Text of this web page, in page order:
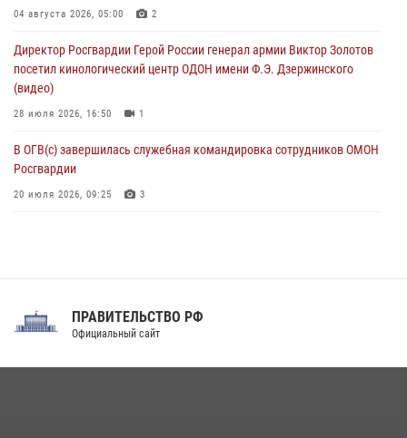
В Москве росгвардейцы задержали троих мужчин, устроивших
06 августа 2026, 11:20 1
04 августа 2026, 05:00 2
Директор Росгвардии Герой России генерал армии Виктор Золотов
посетил кинологический центр ОДОН имени Ф.Э. Дзержинского
(видео)
28 июля 2026, 16:50 1
В ОГВ(с) завершилась служебная командировка сотрудников ОМОН
Росгвардии
20 июля 2026, 09:25 3
Праздник «Один день с Росгвардией» к 105-летию Центрального
ПРАВИТЕЛЬСТВО РФ
Официальный сайт